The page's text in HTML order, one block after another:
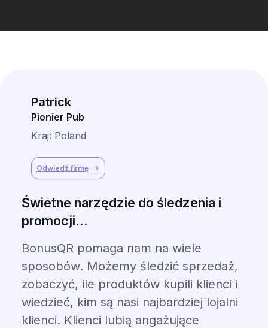
Patrick
Pionier Pub
Kraj: Poland
Odwiedź firmę
Świetne narzędzie do śledzenia i
promocji...
BonusQR pomaga nam na wiele
sposobów. Możemy śledzić sprzedaż,
zobaczyć, ile produktów kupili klienci i
wiedzieć, kim są nasi najbardziej lojalni
klienci. Klienci lubią angażujące